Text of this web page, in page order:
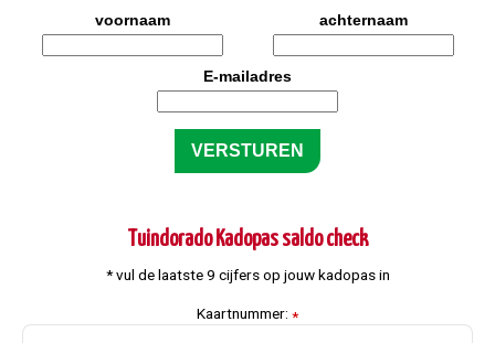
voornaam
achternaam
E-mailadres
Tuindorado Kadopas saldo check
* vul de laatste 9 cijfers op jouw kadopas in
Kaartnummer: *